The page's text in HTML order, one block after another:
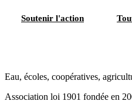
Soutenir l'action
Eau, écoles, coopératives,
Association loi 1901 fondée en